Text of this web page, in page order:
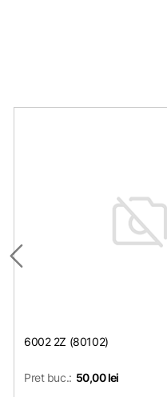
6002 2Z (80102)
Pret buc.: 50,00 lei